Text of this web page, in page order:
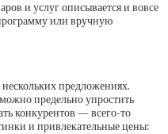
и услуг описывается и вовсе
или вручную
предложениях.
предельно упростить
конкурентов — всего-то
и привлекательные цены: